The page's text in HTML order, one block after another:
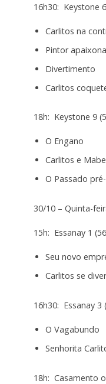
16h30: Keystone
Carlitos na
Pintor
Divertimento
Carlitos
18h: Keystone 9
O Engano
Carlitos e
O Passado
30/10 – Quinta-
15h: Essanay 1
Seu novo
Carlitos se
16h30: Essanay 3
O Vagabundo
Senhorita
18h: Casamento